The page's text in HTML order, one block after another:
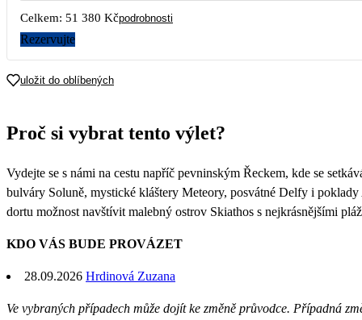
Celkem: 51 380 Kčpodrobnosti
Rezervujte
uložit do oblíbených
Proč si vybrat tento výlet?
Vydejte se s námi na cestu napříč pevninským Řeckem, kde se
bulváry Soluně, mystické kláštery Meteory, posvátné Delfy i
dortu možnost navštívit malebný ostrov Skiathos s nejkrásnějšími
KDO VÁS BUDE PROVÁZET
28.09.2026 Hrdinová Zuzana
Ve vybraných případech může dojít ke změně průvodce. Případná